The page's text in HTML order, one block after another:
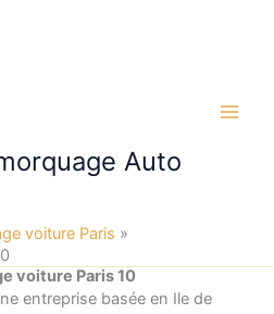
Auto
voiture Paris
voiture Paris 10
entreprise basée en Ile de